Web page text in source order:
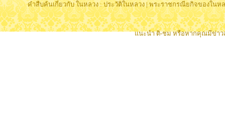
คำสืบค้นเกี่ยวกับ ในหลวง :ประวัติในหลวง|พระราชกรณียกิจของในห
แนะนำ ติ-ชม หรือหากคุณมีข่าว